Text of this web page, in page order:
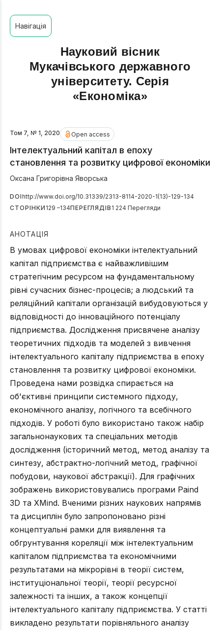
Навігація
Науковий вісник
Мукачівського державного
університету. Серія
«Економіка»
Том 7, № 1, 2020 Open access
Інтелектуальний капітал в епоху
становлення та розвитку цифрової економіки
Оксана Григорівна Яворська
DOIhttp://www.doi.org/10.31339/2313-8114-2020-1(13)-129-134
СТОРІНКИ 129 –134ПЕРЕГЛЯДІВ 1 224 Перегляди
АНОТАЦІЯ
В умовах цифрової економіки інтелектуальний
капітал підприємства є найважливішим
стратегічним ресурсом на фундаментальному
рівні сучасних бізнес-процесів; а людський та
реляційний капітали організацій вибудовуються у
відповідності до інноваційного потенціалу
підприємства. Дослідження присвячене аналізу
теоретичних підходів та моделей з вивчення
інтелектуального капіталу підприємства в епоху
становлення та розвитку цифрової економіки.
Проведена нами розвідка спирається на
об'єктивні принципи системного підходу,
економічного аналізу, логічного та всебічного
підходів. У роботі було використано також набір
загальнонаукових та спеціальних методів
дослідження (історичний метод, метод аналізу та
синтезу, абстрактно-логічний метод, графічної
побудови, наукової абстракції). Для графічних
зображень використовувались програми Paind
3D та XMind. Вченими різних наукових напрямів
та дисциплін було запропоновано різні
концептуальні рамки для виявлення та
обгрунтування кореляції між інтелектуальним
капіталом підприємства та економічними
результатами на мікрорівні в теорії систем,
інституціональної теорії, теорії ресурсної
залежності та інших, а також концепції
інтелектуального капіталу підприємства. У статті
викладено результати порівняльного аналізу